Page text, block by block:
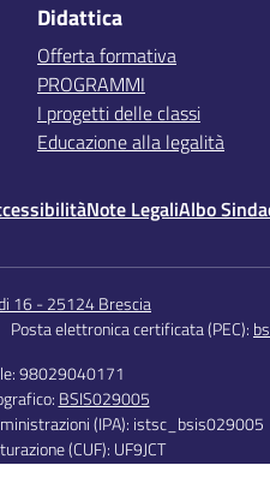
Didattica
Offerta formativa
PROGRAMMI
I progetti delle classi
Educazione alla legalità
Note LegaliAlbo
16 - 25124 Brescia
Posta elettronica certificata (PEC):
98029040171
BSIS029005
(IPA): istsc_bsis029005
(CUF): UF9JCT